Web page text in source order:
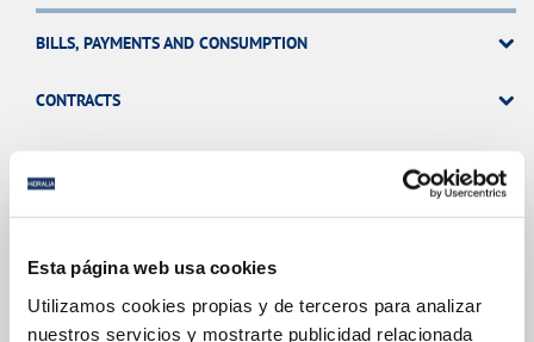
Esta página web usa cookies
Utilizamos cookies propias y de terceros para analizar
nuestros servicios y mostrarte publicidad relacionada
BILLS, PAYMENTS AND CONSUMPTION
CONTRACTS
INCIDENTS
MY ACCOUNT